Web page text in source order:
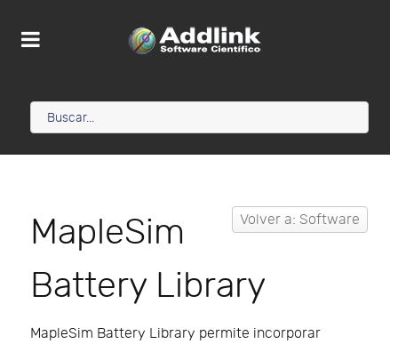
Volver a: Software
MapleSim
Battery Library
MapleSim Battery Library permite incorporar